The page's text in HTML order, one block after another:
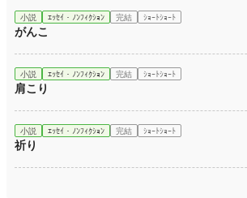
小説 ｴｯｾｲ・ﾉﾝﾌｨｸｼｮﾝ 完結 ｼｮｰﾄｼｮｰﾄ
がんこ
小説 ｴｯｾｲ・ﾉﾝﾌｨｸｼｮﾝ 完結 ｼｮｰﾄｼｮｰﾄ
肩こり
小説 ｴｯｾｲ・ﾉﾝﾌｨｸｼｮﾝ 完結 ｼｮｰﾄｼｮｰﾄ
祈り